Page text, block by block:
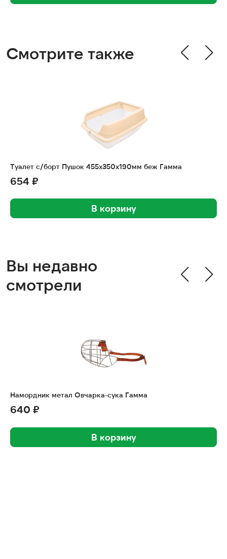
Смотрите также
Туалет с/борт Пушок 455х350х190мм беж Гамма
654 ₽
В корзину
Вы недавно
смотрели
Намордник метал Овчарка-сука Гамма
640 ₽
В корзину